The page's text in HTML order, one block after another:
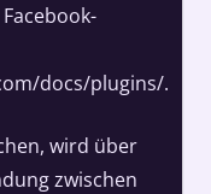
docs/plugins/.
wird über
zwischen